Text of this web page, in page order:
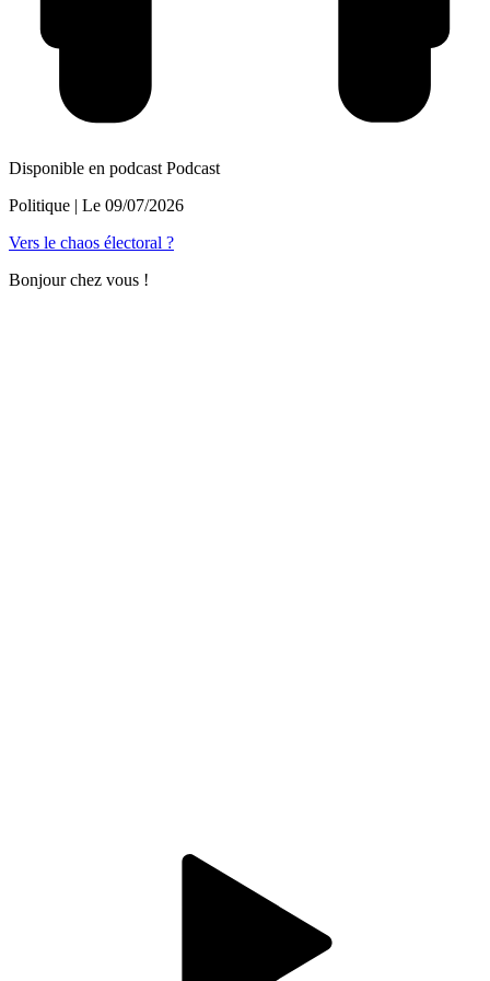
Disponible en podcast Podcast
Politique | Le 09/07/2026
Vers le chaos électoral ?
Bonjour chez vous !